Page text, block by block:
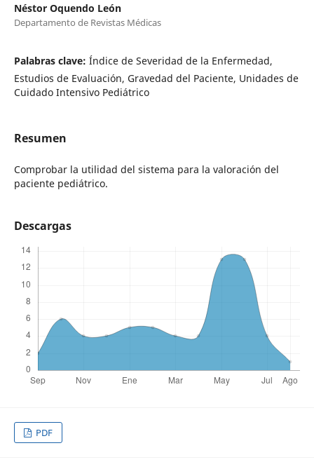
Néstor Oquendo León
Departamento de Revistas Médicas
Palabras clave: Índice de Severidad de la Enfermedad,
Estudios de Evaluación, Gravedad del Paciente, Unidades de
Cuidado Intensivo Pediátrico
Resumen
Comprobar la utilidad del sistema para la valoración del
paciente pediátrico.
Descargas
PDF